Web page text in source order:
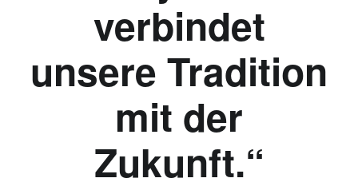
verbindet
unsere Tradition
mit der
Zukunft.“